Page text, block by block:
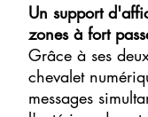
Un support
zones à fort
Grâce à ses
chevalet
messages